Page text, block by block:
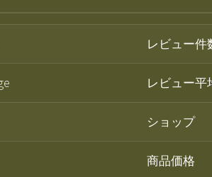
レビュー件
レビュー平
ショップ
商品価格